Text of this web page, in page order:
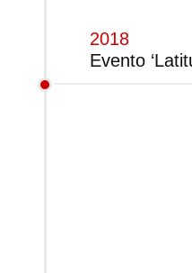
2018
Evento